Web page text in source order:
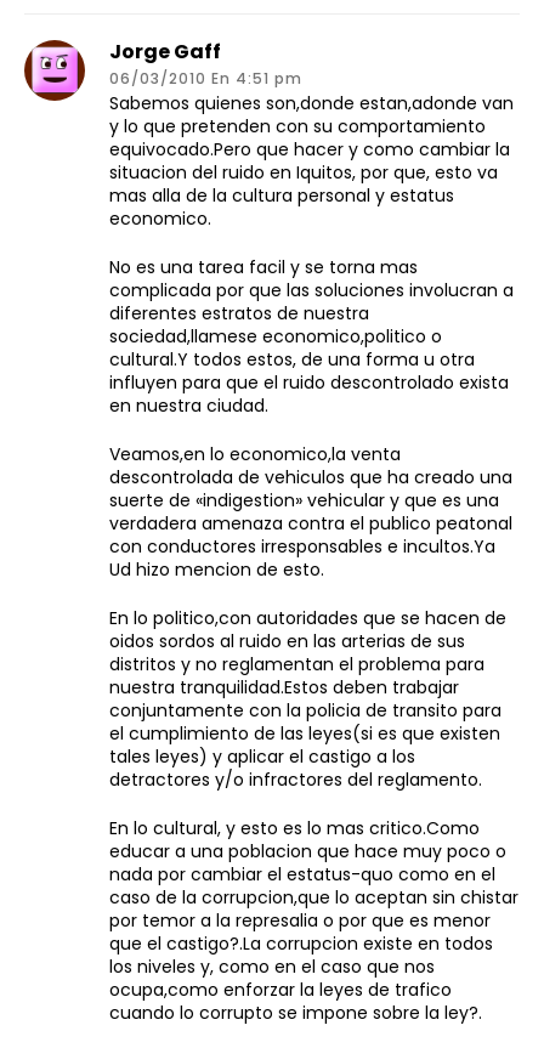
Jorge Gaff
06/03/2010 En 4:51 pm
Sabemos quienes son,donde estan,adonde van
y lo que pretenden con su comportamiento
equivocado.Pero que hacer y como cambiar la
situacion del ruido en Iquitos, por que, esto va
mas alla de la cultura personal y estatus
economico.
No es una tarea facil y se torna mas
complicada por que las soluciones involucran a
diferentes estratos de nuestra
sociedad,llamese economico,politico o
cultural.Y todos estos, de una forma u otra
influyen para que el ruido descontrolado exista
en nuestra ciudad.
Veamos,en lo economico,la venta
descontrolada de vehiculos que ha creado una
suerte de «indigestion» vehicular y que es una
verdadera amenaza contra el publico peatonal
con conductores irresponsables e incultos.Ya
Ud hizo mencion de esto.
En lo politico,con autoridades que se hacen de
oidos sordos al ruido en las arterias de sus
distritos y no reglamentan el problema para
nuestra tranquilidad.Estos deben trabajar
conjuntamente con la policia de transito para
el cumplimiento de las leyes(si es que existen
tales leyes) y aplicar el castigo a los
detractores y/o infractores del reglamento.
En lo cultural, y esto es lo mas critico.Como
educar a una poblacion que hace muy poco o
nada por cambiar el estatus-quo como en el
caso de la corrupcion,que lo aceptan sin chistar
por temor a la represalia o por que es menor
que el castigo?.La corrupcion existe en todos
los niveles y, como en el caso que nos
ocupa,como enforzar la leyes de trafico
cuando lo corrupto se impone sobre la ley?.